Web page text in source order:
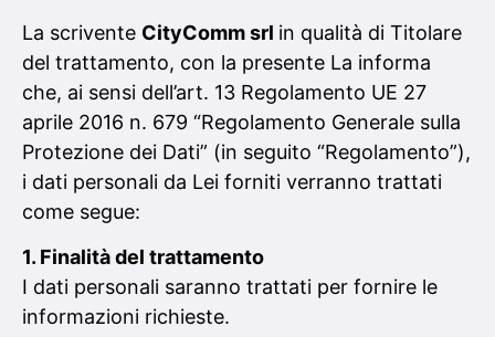
La scrivente CityComm srl in qualità di Titolare
del trattamento, con la presente La informa
che, ai sensi dell’art. 13 Regolamento UE 27
aprile 2016 n. 679 “Regolamento Generale sulla
Protezione dei Dati” (in seguito “Regolamento”),
i dati personali da Lei forniti verranno trattati
come segue:
1. Finalità del trattamento
I dati personali saranno trattati per fornire le
informazioni richieste.